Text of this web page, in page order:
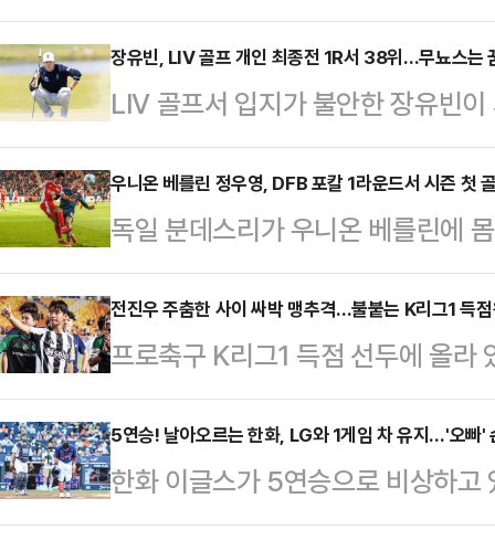
수 있는 위치에 섰다.이정은은 16
럼비아 에지워터 컨트리클럽(파
드 클래식 2라운드서 버디 6개를
67타를 적어냈다.전날에도 6타를
타를 기록하며 단독 선두 자리에
5승을 거둔 뒤 2015년 LPGA에 진
승…
장유빈, LIV 골프 개인 최종전 1R서 38위…무뇨스는
LIV 골프서 입지가 불안한 장유빈
38위에 그쳤다.장유빈은 16일(한
클럽 앳 채텀힐스(파71)에서 열린
서 버디 4개를 몰아쳤으나 보기도
재 시즌 랭킹 53위에 머물고 있는
내년 시즌도 LIV 골프서 뛰려면 최
끌어올리기 위해서는 TOP 10 이
우니온 베를린 정우영, DFB 포칼 1라운드서 시즌 첫
독일 분데스리가 우니온 베를린에
골 맛을 봤다.정우영은 16일(한국
온에서 열린 ‘2025-26 독일축구협
드 경기서 팀이 4-0으로 앞선 후반
보탰다.시즌 첫 공식전에 출전해 첫
망을 밝게 했다.후반 40분 일리야
치른 정우영은 후반 추가 시간 4분
스…
전진우 주춤한 사이 싸박 맹추격…불붙는 K리그1 득
프로축구 K리그1 득점 선두에 올라
쟁자들이 맹추격해오며 득점왕 경
선두에 올라 있는 전진우 올 시즌
24경기에서 12골을 터트리며 소속
년 수원 삼성에서 데뷔한 전진우는
5연승! 날아오르는 한화, LG와 1게임 차 유지…'오빠'
한화 이글스가 5연승으로 비상하
쳐진 ‘2025 신한 SOL뱅크 KBO리